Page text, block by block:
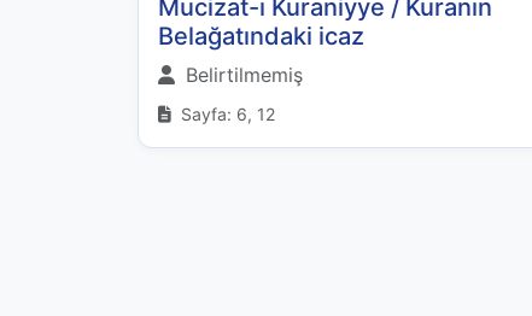
Mucizat-ı Kuraniyye / Kuranın
Belağatındaki icaz
Belirtilmemiş
Sayfa: 6, 12